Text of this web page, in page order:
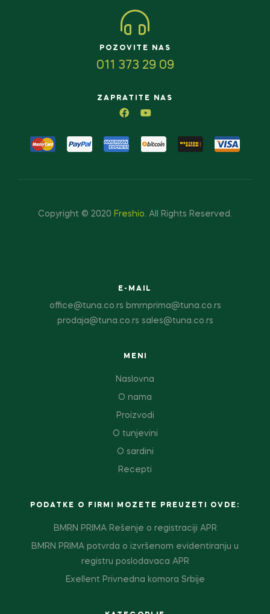
POZOVITE NAS
011 373 29 09
ZAPRATITE NAS
Copyright © 2020 Freshio. All Rights Reserved.
E-MAIL
office@tuna.co.rs bmrnprima@tuna.co.rs
prodaja@tuna.co.rs sales@tuna.co.rs
MENI
Naslovna
O nama
Proizvodi
O tunjevini
O sardini
Recepti
PODATKE O FIRMI MOZETE PREUZETI OVDE:
BMRN PRIMA Rešenje o registraciji APR
BMRN PRIMA potvrda o izvršenom evidentiranju u
registru poslodavaca APR
Exellent Privnedna komora Srbije